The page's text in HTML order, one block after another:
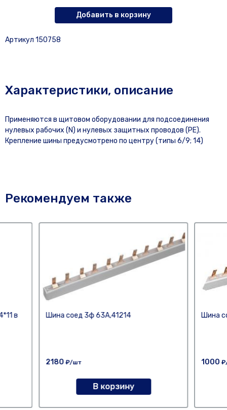
Добавить в корзину
Артикул 150758
Характеристики, описание
Применяются в щитовом оборудовании для подсоединения
нулевых рабочих (N) и нулевых защитных проводов (РЕ).
Крепление шины предусмотрено по центру (типы 6/9; 14)
Рекомендуем также
в Шина соед 3ф 63А,41214
2180 ₽/шт
В корзину
Шина
1000